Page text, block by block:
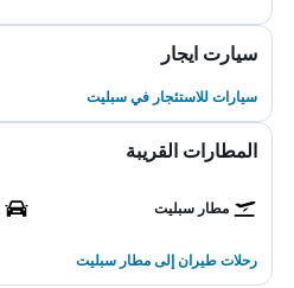
سيارت ايجار
سيارات للاستئجار في سبليت
المطارات القريبة
مطار سبليت
رحلات طيران إلى مطار سبليت